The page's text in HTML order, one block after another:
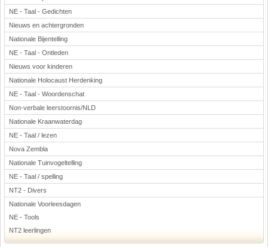
NE - Taal - Gedichten
Nieuws en achtergronden
Nationale Bijentelling
NE - Taal - Ontleden
Nieuws voor kinderen
Nationale Holocaust Herdenking
NE - Taal - Woordenschat
Non-verbale leerstoornis/NLD
Nationale Kraanwaterdag
NE - Taal / lezen
Nova Zembla
Nationale Tuinvogeltelling
NE - Taal / spelling
NT2 - Divers
Nationale Voorleesdagen
NE - Tools
NT2 leerlingen